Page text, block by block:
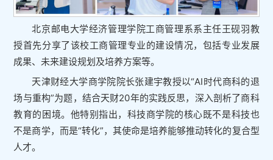
北京邮电大学经济管理学院工商管理系系主任王砚羽教
授首先分享了该校工商管理专业的建设情况，包括专业发展
成果、未来建设规划及培养方案等。
天津财经大学商学院院长张建宇教授以“AI时代商科的退
场与重构”为题，结合天财20年的实践反思，深入剖析了商科
教育的困境。他特别指出，科技商学院的核心既不是科技也
不是商学，而是“转化”，其使命是培养能够推动转化的复合型
人才。